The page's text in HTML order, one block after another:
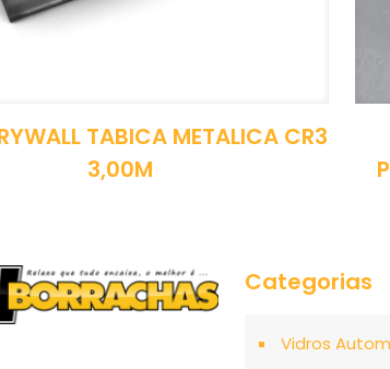
TABICA METALICA CR3
3,00M
Categorias
Vidros